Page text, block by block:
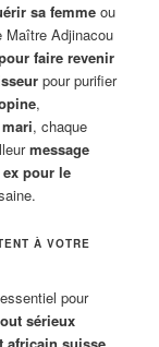
sa femme ou
Maître Adjinacou
faire revenir
pour purifier
,
, chaque
message
pour le
À VOTRE
pour
sérieux